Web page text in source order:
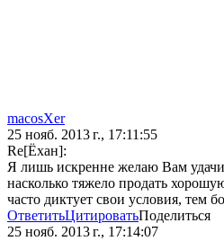
macosXer
25 нояб. 2013 г., 17:11:55
Re[Ёхан]:
Я лишь искренне желаю Вам
насколько тяжело продать
часто диктует свои условия, тем
ОтветитьЦитироватьПоделиться
25 нояб. 2013 г., 17:14:07